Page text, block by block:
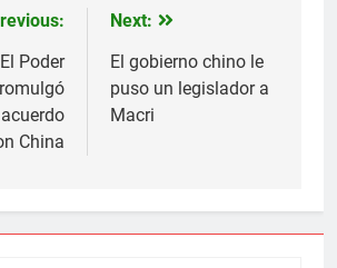
Poder
China
Next:
El gobierno chino le
puso un legislador a
Macri